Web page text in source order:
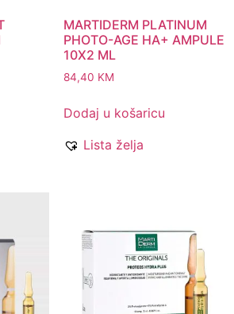
MARTIDERM PLATINUM
PHOTO-AGE HA+ AMPULE
10X2 ML
84,40 KM
Dodaj u košaricu
Lista želja